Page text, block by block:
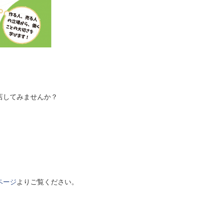
てみませんか？
ージよりご覧ください。